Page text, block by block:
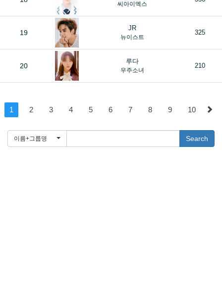
씨아이엑스
19
JR
뉴이스트
325
20
루다
우주소녀
210
1 2 3 4 5 6 7 8 9 10
이름+그룹명 Search